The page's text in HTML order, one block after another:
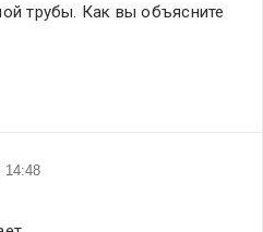
трубы. Как вы объясните
14:48